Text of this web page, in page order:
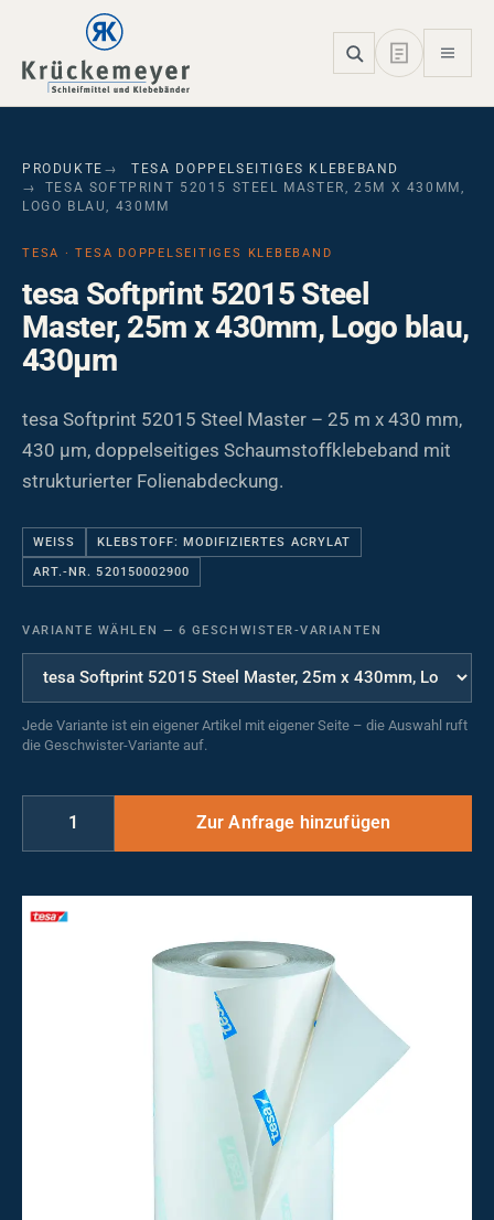
Skip to main navigation
Skip to main content
Skip to page footer
PRODUKTE
TESA DOPPELSEITIGES KLEBEBAND
TESA SOFTPRINT 52015 STEEL MASTER, 25M X 430MM,
LOGO BLAU, 430ΜM
TESA · TESA DOPPELSEITIGES KLEBEBAND
tesa Softprint 52015 Steel
Master, 25m x 430mm, Logo blau,
430µm
tesa Softprint 52015 Steel Master – 25 m x 430 mm,
430 µm, doppelseitiges Schaumstoffklebeband mit
strukturierter Folienabdeckung.
WEISS KLEBSTOFF: MODIFIZIERTES ACRYLAT
ART.-NR. 520150002900
VARIANTE WÄHLEN — 6 GESCHWISTER-VARIANTEN
Jede Variante ist ein eigener Artikel mit eigener Seite – die Auswahl ruft
die Geschwister-Variante auf.